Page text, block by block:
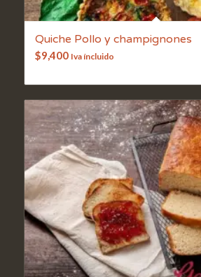
Quiche Pollo y champignones
$9,400 Iva íncluido